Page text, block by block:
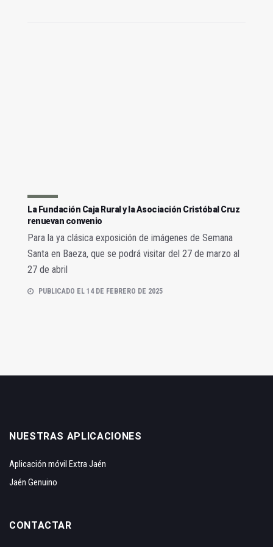
La Fundación Caja Rural y la Asociación Cristóbal Cruz
renuevan convenio
Para la ya clásica exposición de imágenes de Semana
Santa en Baeza, que se podrá visitar del 27 de marzo al
27 de abril
PUBLICADO EL 14 DE FEBRERO DE 2025
NUESTRAS APLICACIONES
Aplicación móvil Extra Jaén
Jaén Genuino
CONTACTAR